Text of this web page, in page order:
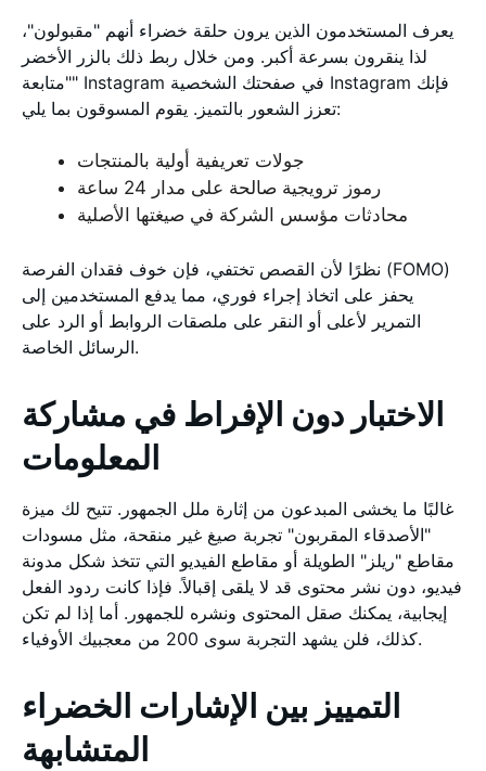
يعرف المستخدمون الذين يرون حلقة خضراء أنهم "مقبولون"،
لذا ينقرون بسرعة أكبر. ومن خلال ربط ذلك بالزر الأخضر
"متابعة" Instagram في صفحتك الشخصية Instagram فإنك
تعزز الشعور بالتميز. يقوم المسوقون بما يلي:
جولات تعريفية أولية بالمنتجات
رموز ترويجية صالحة على مدار 24 ساعة
محادثات مؤسس الشركة في صيغتها الأصلية
نظرًا لأن القصص تختفي، فإن خوف فقدان الفرصة (FOMO)
يحفز على اتخاذ إجراء فوري، مما يدفع المستخدمين إلى
التمرير لأعلى أو النقر على ملصقات الروابط أو الرد على
الرسائل الخاصة.
الاختبار دون الإفراط في مشاركة
المعلومات
غالبًا ما يخشى المبدعون من إثارة ملل الجمهور. تتيح لك ميزة
"الأصدقاء المقربون" تجربة صيغ غير منقحة، مثل مسودات
مقاطع "ريلز" الطويلة أو مقاطع الفيديو التي تتخذ شكل مدونة
فيديو، دون نشر محتوى قد لا يلقى إقبالاً. فإذا كانت ردود الفعل
إيجابية، يمكنك صقل المحتوى ونشره للجمهور. أما إذا لم تكن
كذلك، فلن يشهد التجربة سوى 200 من معجبيك الأوفياء.
التمييز بين الإشارات الخضراء
المتشابهة